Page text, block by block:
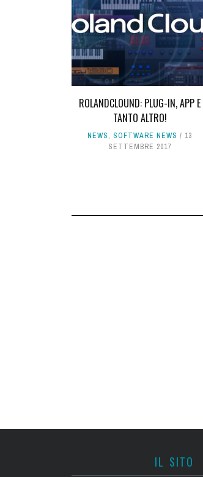
ROLANDCLOUND: PLUG-IN, APP E
TANTO ALTRO!
NEWS, SOFTWARE NEWS
13
SETTEMBRE 2017
IL SITO